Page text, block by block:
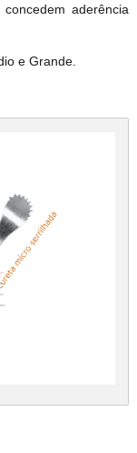
aderência
e Grande.